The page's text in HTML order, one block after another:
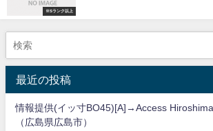
※Sランク以上
最近の投稿
情報提供(イッ寸BO45)[A]→Access
（広島県広島市）